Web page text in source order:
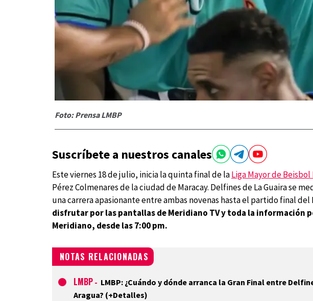
Foto: Prensa LMBP
Suscríbete a nuestros canales
Este viernes 18 de julio, inicia la quinta final de laLiga Mayor de
Pérez Colmenares de la ciudad de Maracay. Delfines de La Guaira se
una carrera apasionante entre ambas novenas hasta el partido final del
disfrutar por las pantallas de Meridiano TV y toda la información
Meridiano, desde las 7:00 pm.
NOTAS RELACIONADAS
LMBP - LMBP: ¿Cuándo y dónde arranca la Gran Final entre
Aragua? (+Detalles)